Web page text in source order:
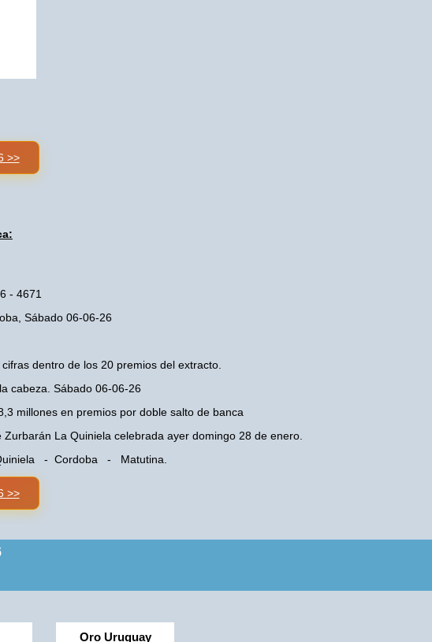
>>
- 4671
Sábado 06-06-26
dentro de los 20 premios del extracto.
cabeza. Sábado 06-06-26
millones en premios por doble salto de banca
La Quiniela celebrada ayer domingo 28 de enero.
- Cordoba - Matutina.
>>
Oro Uruguay